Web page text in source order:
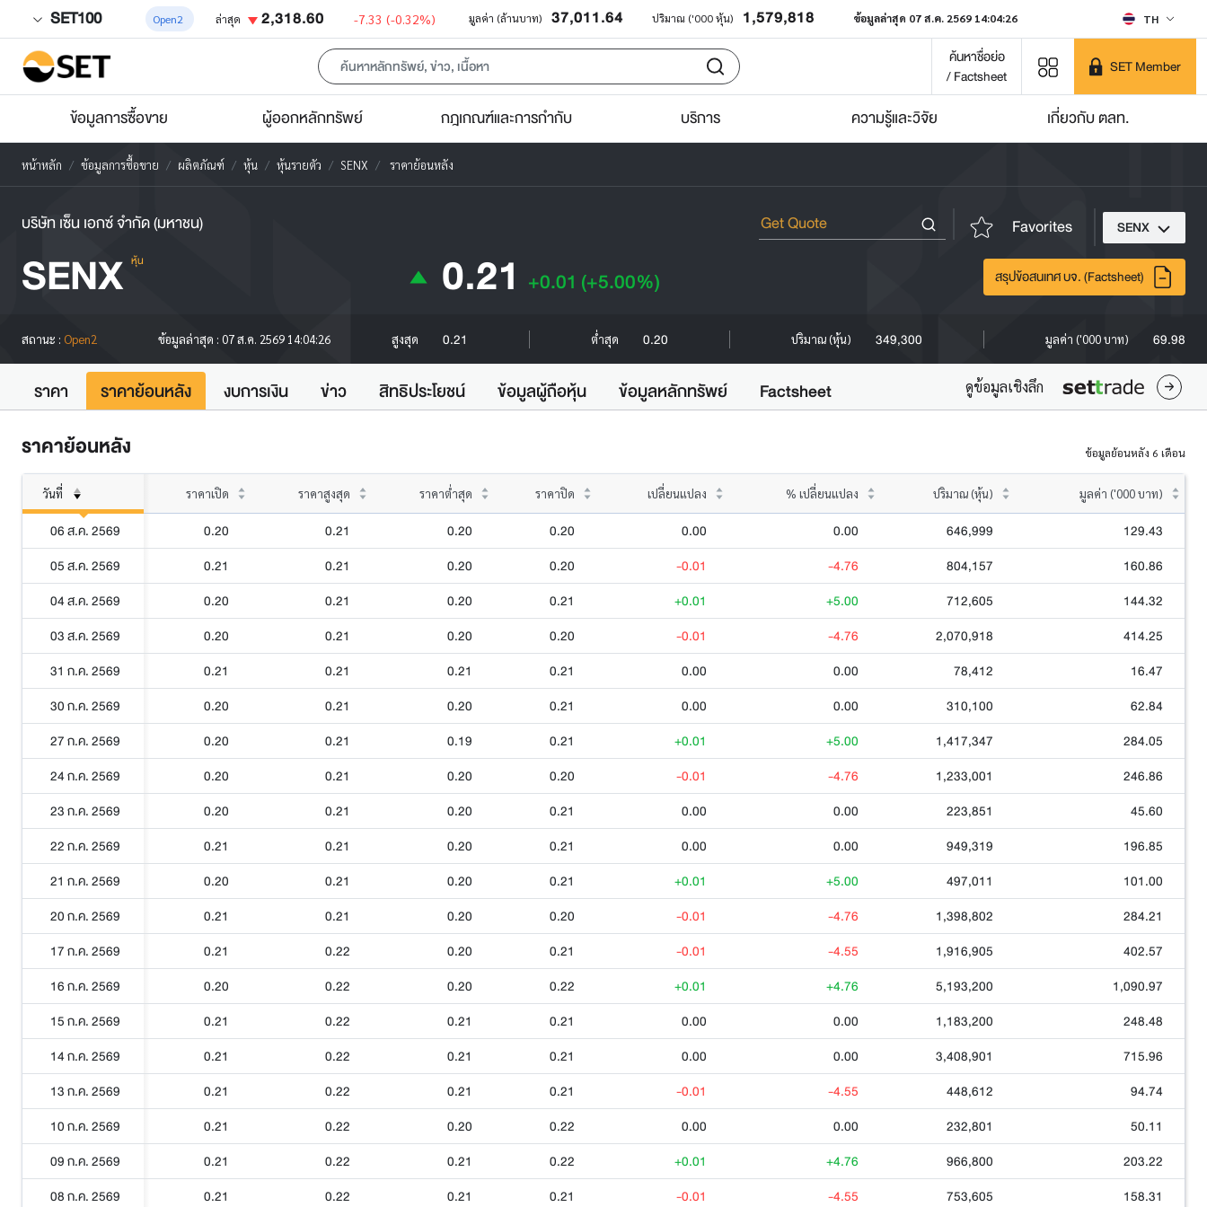
SET100 Open2 ล่าสุด 2,318.60 -7.33 (-0.32%) มูลค่า (ล้านบาท) 37,011.64 ปริมาณ ('000 หุ้น) 1,579,818 ข้อมูลล่าสุด 07 ส.ค. 2569 14:04:26 TH
ค้นหาชื่อย่อ
/ Factsheet
SET Member
ข้อมูลการซื้อขาย ผู้ออกหลักทรัพย์ กฎเกณฑ์และการกำกับ บริการ ความรู้และวิจัย เกี่ยวกับ ตลท.
หน้าหลัก ข้อมูลการซื้อขาย ผลิตภัณฑ์ หุ้น หุ้นรายตัว SENX ราคาย้อนหลัง
บริษัท เซ็น เอกซ์ จำกัด (มหาชน) Favorites SENX
SENX หุ้น 0.21 +0.01 (+5.00%) สรุปข้อสนเทศ บจ. (Factsheet)
สถานะ : Open2 ข้อมูลล่าสุด : 07 ส.ค. 2569 14:04:26 สูงสุด 0.21 ต่ำสุด 0.20 ปริมาณ (หุ้น) 349,300 มูลค่า ('000 บาท) 69.98
ราคา ราคาย้อนหลัง งบการเงิน ข่าว สิทธิประโยชน์ ข้อมูลผู้ถือหุ้น ข้อมูลหลักทรัพย์ Factsheet ดูข้อมูลเชิงลึก
ราคาย้อนหลัง ข้อมูลย้อนหลัง 6 เดือน
วันที่ ราคาเปิด ราคาสูงสุด ราคาต่ำสุด ราคาปิด เปลี่ยนแปลง % เปลี่ยนแปลง ปริมาณ (หุ้น) มูลค่า ('000 บาท)
06 ส.ค. 2569 0.20 0.21 0.20 0.20 0.00 0.00 646,999
129.43
05 ส.ค. 2569
0.21 0.21 0.20 0.20 -0.01 -4.76 804,157
160.86
04 ส.ค. 2569
0.20 0.21 0.20 0.21 +0.01 +5.00 712,605
144.32
03 ส.ค. 2569
0.20 0.21 0.20 0.20 -0.01 -4.76 2,070,918
414.25
31 ก.ค. 2569
0.21 0.21 0.21 0.21 0.00 0.00 78,412
16.47
30 ก.ค. 2569
0.20 0.21 0.20 0.21 0.00 0.00 310,100
62.84
27 ก.ค. 2569
0.20 0.21 0.19 0.21 +0.01 +5.00 1,417,347
284.05
24 ก.ค. 2569
0.20 0.21 0.20 0.20 -0.01 -4.76 1,233,001
246.86
23 ก.ค. 2569
0.20 0.21 0.20 0.21 0.00 0.00 223,851
45.60
22 ก.ค. 2569
0.21 0.21 0.20 0.21 0.00 0.00 949,319
196.85
21 ก.ค. 2569
0.20 0.21 0.20 0.21 +0.01 +5.00 497,011
101.00
20 ก.ค. 2569
0.21 0.21 0.20 0.20 -0.01 -4.76 1,398,802
284.21
17 ก.ค. 2569
0.21 0.22 0.20 0.21 -0.01 -4.55 1,916,905
402.57
16 ก.ค. 2569
0.20 0.22 0.20 0.22 +0.01 +4.76 5,193,200
1,090.97
15 ก.ค. 2569
0.21 0.22 0.21 0.21 0.00 0.00 1,183,200
248.48
14 ก.ค. 2569
0.21 0.22 0.21 0.21 0.00 0.00 3,408,901
715.96
13 ก.ค. 2569
0.21 0.22 0.21 0.21 -0.01 -4.55 448,612
94.74
10 ก.ค. 2569
0.21 0.22 0.20 0.22 0.00 0.00 232,801
50.11
09 ก.ค. 2569
0.21 0.22 0.21 0.22 +0.01 +4.76 966,800
203.22
08 ก.ค. 2569
0.21 0.22 0.21 0.21 -0.01 -4.55 753,605 158.31